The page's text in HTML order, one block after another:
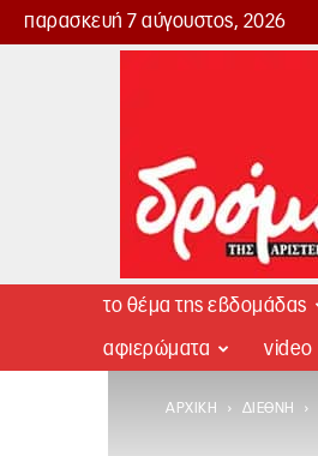
παρασκευή 7 αύγουστος, 2026
Δρόμος
το θέμα της εβδομάδας
αφιερώματα video
ΑΡΧΙΚΉ ΔΙΕΘΝΉ